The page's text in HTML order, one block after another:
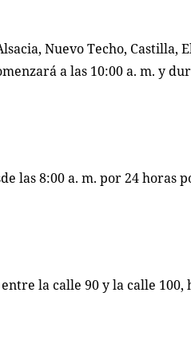
Nuevo Techo, Castilla,
a las 10:00 a. m. y
las 8:00 a. m. por 24 horas
la calle 90 y la calle 100,